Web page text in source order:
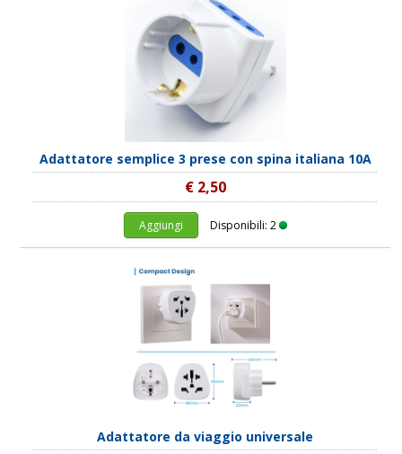
Adattatore semplice 3 prese con spina italiana 10A
€ 2,50
Aggiungi Disponibili: 2
Adattatore da viaggio universale